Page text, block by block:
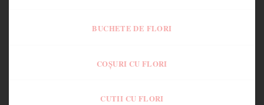
BUCHETE DE FLORI
COȘURI CU FLORI
CUTII CU FLORI